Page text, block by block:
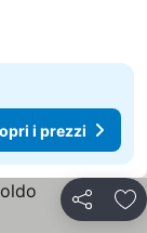
i prezzi
Condividi